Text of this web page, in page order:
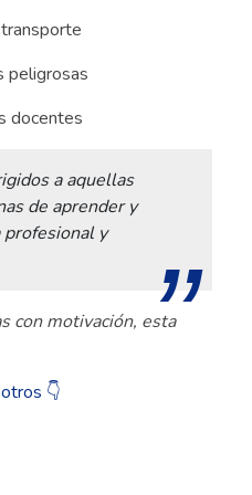
peligrosas
docentes
a aquellas
de aprender y
profesional y
con motivación, esta
👇